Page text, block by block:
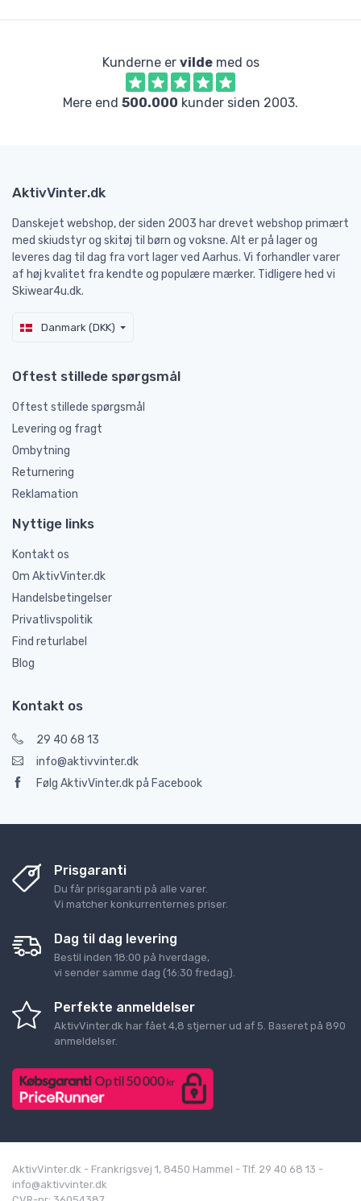
Kunderne er vildemed os
Mere end 500.000 kunder siden 2003.
AktivVinter.dk
Danskejet webshop, der siden 2003 har drevet webshop primært
med skiudstyr og skitøj til børn og voksne. Alt er på lager og
leveres dag til dag fra vort lager ved Aarhus. Vi forhandler varer
af høj kvalitet fra kendte og populære mærker. Tidligere hed vi
Skiwear4u.dk.
Danmark (DKK)
Oftest stillede spørgsmål
Oftest stillede spørgsmål
Levering og fragt
Ombytning
Returnering
Reklamation
Nyttige links
Kontakt os
Om AktivVinter.dk
Handelsbetingelser
Privatlivspolitik
Find returlabel
Blog
Kontakt os
29 40 68 13
info@aktivvinter.dk
Følg AktivVinter.dk på Facebook
Prisgaranti
Du får prisgaranti på alle varer.
Vi matcher konkurrenternes priser.
Dag til dag levering
Bestil inden 18:00 på hverdage,
vi sender samme dag (16:30 fredag).
Perfekte anmeldelser
AktivVinter.dk har fået 4,8 stjerner ud af 5 . Baseret på 890
anmeldelser.
AktivVinter.dk - Frankrigsvej 1, 8450 Hammel - Tlf. 29 40 68 13 -
info@aktivvinter.dk